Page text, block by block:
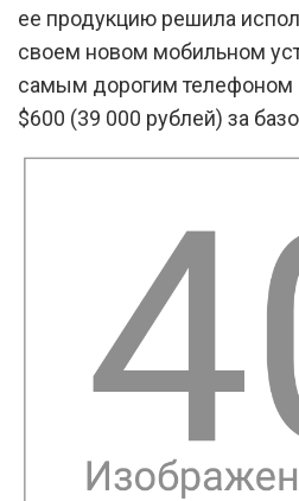
ее продукцию решила
своем новом мобильном
самым дорогим телефоном
$600 (39 000 рублей) за